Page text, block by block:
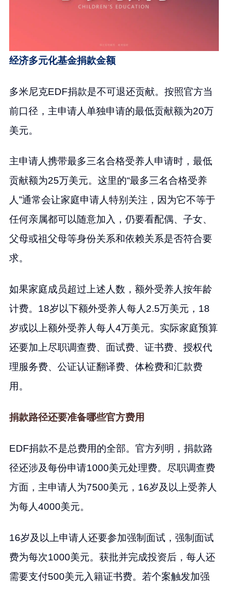
经济多元化基金捐款金额
多米尼克EDF捐款是不可退还贡献。按照官方当
前口径，主申请人单独申请的最低贡献额为20万
美元。
主申请人携带最多三名合格受养人申请时，最低
贡献额为25万美元。这里的“最多三名合格受养
人”通常会让家庭申请人特别关注，因为它不等于
任何亲属都可以随意加入，仍要看配偶、子女、
父母或祖父母等身份关系和依赖关系是否符合要
求。
如果家庭成员超过上述人数，额外受养人按年龄
计费。18岁以下额外受养人每人2.5万美元，18
岁或以上额外受养人每人4万美元。实际家庭预算
还要加上尽职调查费、面试费、证书费、授权代
理服务费、公证认证翻译费、体检费和汇款费
用。
捐款路径还要准备哪些官方费用
EDF捐款不是总费用的全部。官方列明，捐款路
径还涉及每份申请1000美元处理费。尽职调查费
方面，主申请人为7500美元，16岁及以上受养人
为每人4000美元。
16岁及以上申请人还要参加强制面试，强制面试
费为每次1000美元。获批并完成投资后，每人还
需要支付500美元入籍证书费。若个案触发加强